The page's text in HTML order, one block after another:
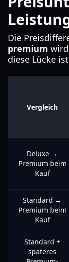
Die
premium
diese Lücke
Vergleich
Deluxe →
Premium beim
Kauf
Standard →
Premium beim
Kauf
Standard +
späteres